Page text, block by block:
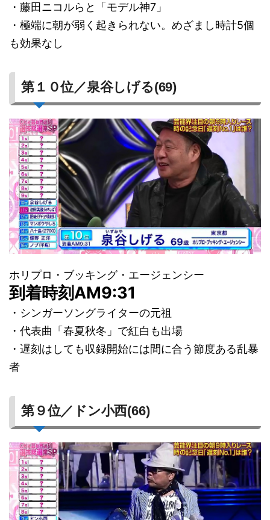
・藤田ニコルらと「モデル神7」
・極端に朝が弱く起きられない。めざまし時計5個
も効果なし
第１０位／泉谷しげる(69)
ホリプロ・ブッキング・エージェンシー
到着時刻AM9:31
・シンガーソングライターの元祖
・代表曲「春夏秋冬」で紅白も出場
・遅刻はしても収録開始には間に合う節度ある乱暴
者
第９位／ドン小西(66)